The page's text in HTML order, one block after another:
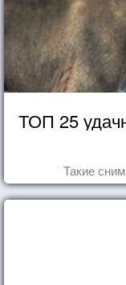
ТОП 25
Такие